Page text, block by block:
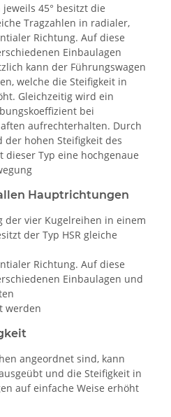
45° besitzt die
Tragzahlen in radialer,
Richtung. Auf diese
Einbaulagen
kann der Führungswagen
welche die Steifigkeit in
Gleichzeitig wird ein
bei
aufrechterhalten. Durch
hohen Steifigkeit des
dieser Typ eine hochgenaue
Hauptrichtungen
vier Kugelreihen in einem
der Typ HSR gleiche
Richtung. Auf diese
Einbaulagen und
werden
angeordnet sind, kann
und die Steifigkeit in
auf einfache Weise erhöht